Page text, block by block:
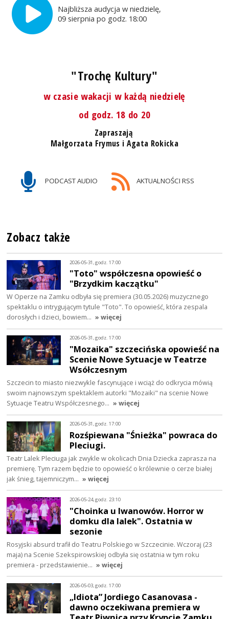
Najbliższa audycja w niedzielę,
09 sierpnia po godz. 18:00
"Trochę Kultury"
w czasie wakacji w każdą niedzielę
od godz. 18 do 20
Zapraszają
Małgorzata Frymus i Agata Rokicka
PODCAST AUDIO AKTUALNOŚCI RSS
Zobacz także
2026-05-31, godz. 17:00
"Toto" współczesna opowieść o
"Brzydkim kaczątku"
W Operze na Zamku odbyła się premiera (30.05.2026) muzycznego
spektaklu o intrygującym tytule "Toto". To opowieść, która zespala
dorosłych i dzieci, bowiem… » więcej
2026-05-31, godz. 17:00
"Mozaika" szczecińska opowieść na
Scenie Nowe Sytuacje w Teatrze
Wsółczesnym
Szczecin to miasto niezwykle fascynujące i wciąż do odkrycia mówią
swoim najnowszym spektaklem autorki "Mozaiki" na scenie Nowe
Sytuacje Teatru Współczesnego… » więcej
2026-05-31, godz. 17:00
Rozśpiewana "Śnieżka" powraca do
Pleciugi.
Teatr Lalek Pleciuga jak zwykle w okolicach Dnia Dziecka zaprasza na
premierę. Tym razem będzie to opowieść o królewnie o cerze białej
jak śnieg, tajemniczym… » więcej
2026-05-24, godz. 23:10
"Choinka u Iwanowów. Horror w
domku dla lalek". Ostatnia w
sezonie
Rosyjski absurd trafił do Teatru Polskiego w Szczecinie. Wczoraj (23
maja) na Scenie Szekspirowskiej odbyła się ostatnia w tym roku
premiera - przedstawienie… » więcej
2026-05-03, godz. 17:00
„Idiota” Jordiego Casanovasa -
dawno oczekiwana premiera w